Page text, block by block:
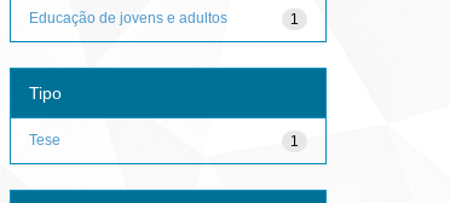
1
Educação de jovens e adultos
Tipo
1
Tese